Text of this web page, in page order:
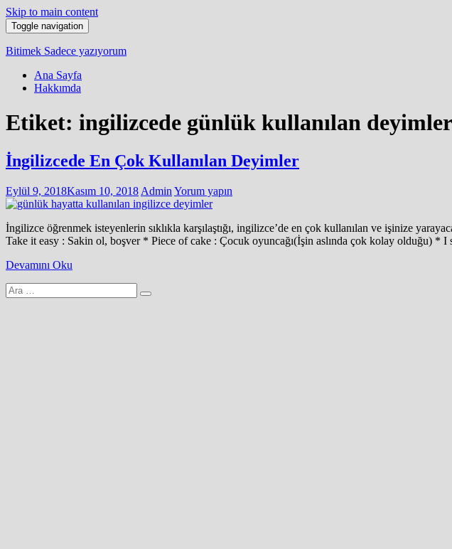
Skip to main content
Toggle navigation
Bitimek Sadece yazıyorum
Ana Sayfa
Hakkımda
Etiket: ingilizcede günlük kullanılan deyimler
İngilizcede En Çok Kullanılan Deyimler
Eylül 9, 2018Kasım 10, 2018 Admin Yorum yapın
İngilizce öğrenmek isteyenlerin sıklıkla karşılaştığı, ingilizce’de en çok kullanılan ve işinize
Take it easy : Sakin ol, boşver * Piece of cake : Çocuk oyuncağı(İşin aslında çok kolay olduğu) *
Devamını Oku
Arama
yap: